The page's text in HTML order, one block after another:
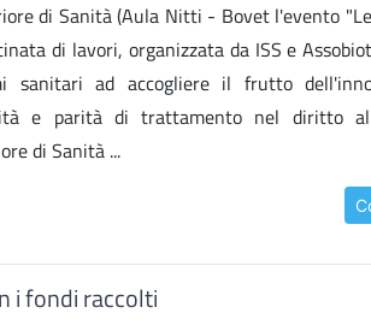
di Sanità (Aula Nitti - Bovet l'evento
di lavori, organizzata da ISS e
sanitari ad accogliere il frutto
e parità di trattamento nel diritto
di Sanità ...
i fondi raccolti